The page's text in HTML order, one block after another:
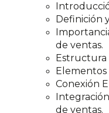
Definición
de ventas.
Estructura
Elementos
Conexión
de ventas.